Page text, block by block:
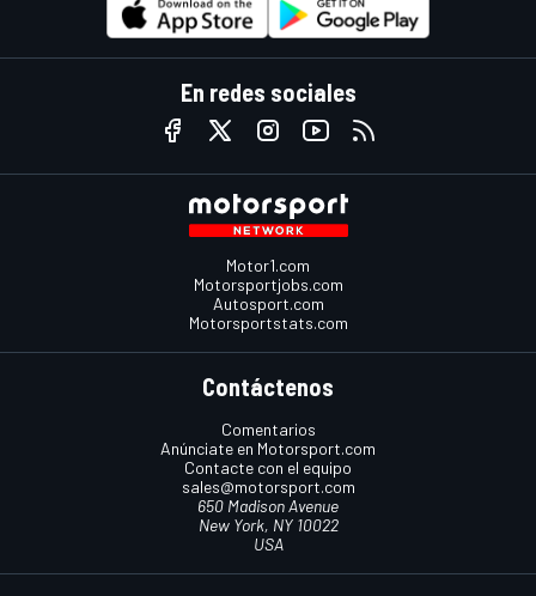
En redes sociales
Motor1.com
Motorsportjobs.com
Autosport.com
Motorsportstats.com
Contáctenos
Comentarios
Anúnciate en Motorsport.com
Contacte con el equipo
sales@motorsport.com
650 Madison Avenue
New York, NY 10022
USA